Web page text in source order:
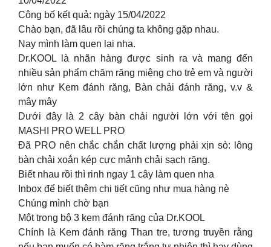
Công bố kết quả: ngày 15/04/2022
Chào bạn, đã lâu rồi chúng ta không gặp nhau.
Nay mình làm quen lại nha.
Dr.KOOL là nhãn hàng được sinh ra và mang đến
nhiều sản phẩm chăm răng miệng cho trẻ em và người
lớn như Kem đánh răng, Bàn chải đánh răng, v.v &
mây mây
Dưới đây là 2 cây bàn chải người lớn với tên gọi
MASHI PRO WELL PRO
Đã PRO nên chắc chắn chất lượng phải xịn sò: lông
bàn chải xoắn kép cực mảnh chải sạch răng.
Biết nhau rồi thì rinh ngay 1 cây làm quen nha
Inbox để biết thêm chi tiết cũng như mua hàng nè
Chúng mình chờ bạn
Một trong bộ 3 kem đánh răng của Dr.KOOL
Chính là Kem đánh răng Than tre, tương truyền rằng